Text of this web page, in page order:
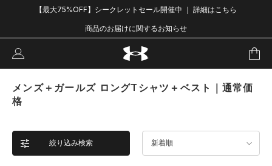
【最大75%OFF】シークレットセール開催中 ｜ 詳細はこちら
商品のお届けに関するお知らせ
メンズ＋ガールズ ロングTシャツ＋ベスト｜通常価
格
絞り込み検索 新着順